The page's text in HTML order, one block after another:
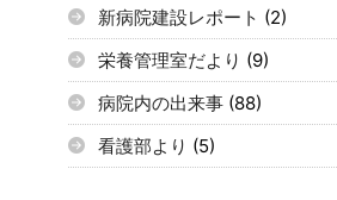
新病院建設レポート (2)
栄養管理室だより (9)
病院内の出来事 (88)
看護部より (5)